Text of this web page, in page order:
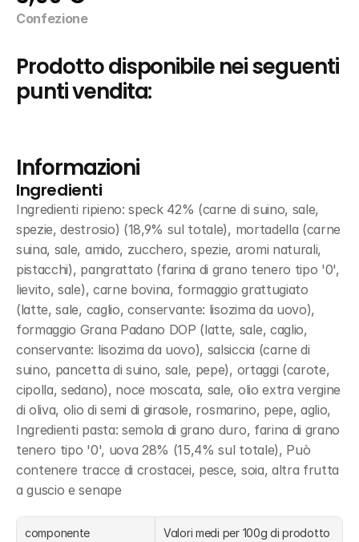
Confezione
Prodotto disponibile nei seguenti
punti vendita:
Informazioni
Ingredienti
Ingredienti ripieno: speck 42% (carne di suino, sale,
spezie, destrosio) (18,9% sul totale), mortadella (carne
suina, sale, amido, zucchero, spezie, aromi naturali,
pistacchi), pangrattato (farina di grano tenero tipo '0',
lievito, sale), carne bovina, formaggio grattugiato
(latte, sale, caglio, conservante: lisozima da uovo),
formaggio Grana Padano DOP (latte, sale, caglio,
conservante: lisozima da uovo), salsiccia (carne di
suino, pancetta di suino, sale, pepe), ortaggi (carote,
cipolla, sedano), noce moscata, sale, olio extra vergine
di oliva, olio di semi di girasole, rosmarino, pepe, aglio,
Ingredienti pasta: semola di grano duro, farina di grano
tenero tipo '0', uova 28% (15,4% sul totale), Può
contenere tracce di crostacei, pesce, soia, altra frutta
a guscio e senape
componente Valori medi per 100g di prodotto